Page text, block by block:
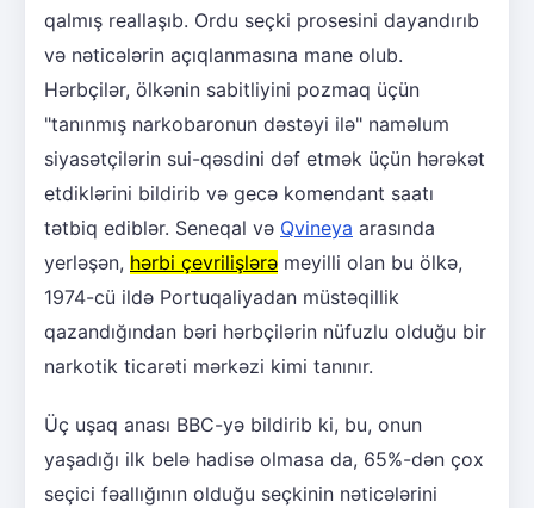
qalmış reallaşıb. Ordu seçki prosesini dayandırıb
və nəticələrin açıqlanmasına mane olub.
Hərbçilər, ölkənin sabitliyini pozmaq üçün
"tanınmış narkobaronun dəstəyi ilə" naməlum
siyasətçilərin sui-qəsdini dəf etmək üçün hərəkət
etdiklərini bildirib və gecə komendant saatı
tətbiq ediblər. Seneqal və Qvineya arasında
yerləşən, hərbi çevrilişlərə meyilli olan bu ölkə,
1974-cü ildə Portuqaliyadan müstəqillik
qazandığından bəri hərbçilərin nüfuzlu olduğu bir
narkotik ticarəti mərkəzi kimi tanınır.
Üç uşaq anası BBC-yə bildirib ki, bu, onun
yaşadığı ilk belə hadisə olmasa da, 65%-dən çox
seçici fəallığının olduğu seçkinin nəticələrini